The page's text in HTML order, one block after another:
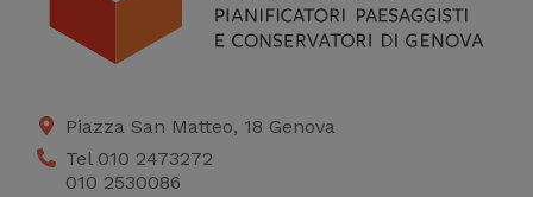
Piazza San Matteo, 18 Genova
Tel 010 2473272
010 2530086